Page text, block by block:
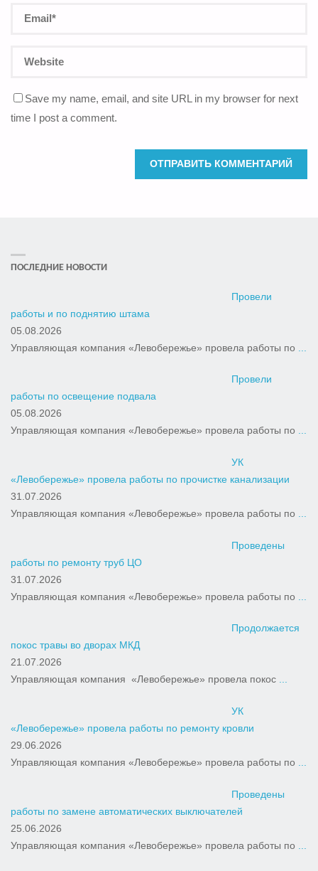
Save my name, email, and site URL in my browser for next
time I post a comment.
ПОСЛЕДНИЕ НОВОСТИ
Провели
работы и по поднятию штама
05.08.2026
Управляющая компания «Левобережье» провела работы по
Провели
работы по освещение подвала
05.08.2026
Управляющая компания «Левобережье» провела работы по ...
УК
«Левобережье» провела работы по прочистке канализации
31.07.2026
Управляющая компания «Левобережье» провела работы по
Проведены
работы по ремонту труб ЦО
31.07.2026
Управляющая компания «Левобережье» провела работы по
Продолжается
покос травы во дворах МКД
21.07.2026
Управляющая компания «Левобережье» провела покос ...
УК
«Левобережье» провела работы по ремонту кровли
29.06.2026
Управляющая компания «Левобережье» провела работы по
Проведены
работы по замене автоматических выключателей
25.06.2026
Управляющая компания «Левобережье» провела работы по